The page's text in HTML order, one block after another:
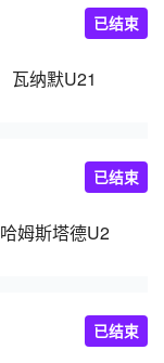
瓦纳默U21
已结束
哈姆斯塔德U21
已结束
已结束